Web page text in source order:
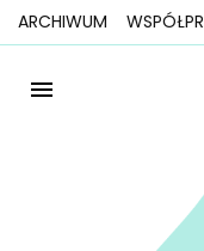
ARCHIWUM